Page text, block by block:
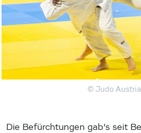
© Judo Austria
Die Befürchtungen gab’s seit